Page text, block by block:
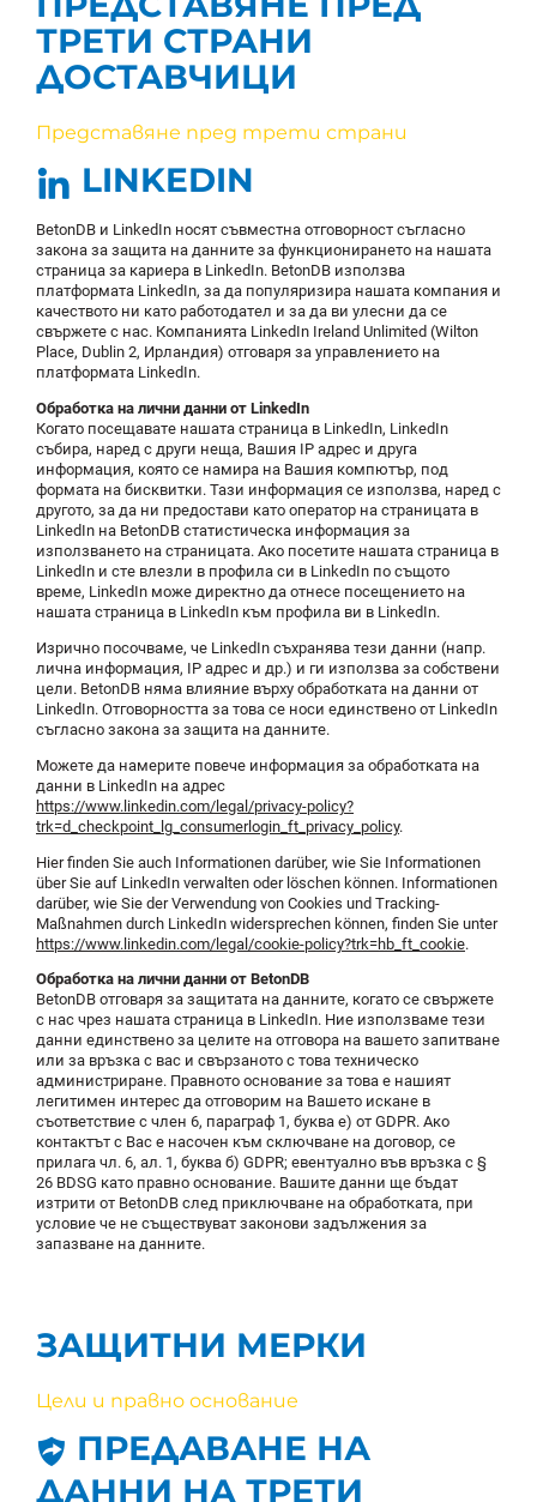
ТРЕТИ СТРАНИ
ДОСТАВЧИЦИ
Представяне пред трети страни
LINKEDIN
BetonDB и LinkedIn носят съвместна отговорност съгласно
закона за защита на данните за функционирането на нашата
страница за кариера в LinkedIn. BetonDB използва
платформата LinkedIn, за да популяризира нашата компания и
качеството ни като работодател и за да ви улесни да се
свържете с нас. Компанията LinkedIn Ireland Unlimited (Wilton
Place, Dublin 2, Ирландия) отговаря за управлението на
платформата LinkedIn.
Обработка на лични данни от LinkedIn
Когато посещавате нашата страница в LinkedIn, LinkedIn
събира, наред с други неща, Вашия IP адрес и друга
информация, която се намира на Вашия компютър, под
формата на бисквитки. Тази информация се използва, наред с
другото, за да ни предостави като оператор на страницата в
LinkedIn на BetonDB статистическа информация за
използването на страницата. Ако посетите нашата страница в
LinkedIn и сте влезли в профила си в LinkedIn по същото
време, LinkedIn може директно да отнесе посещението на
нашата страница в LinkedIn към профила ви в LinkedIn.
Изрично посочваме, че LinkedIn съхранява тези данни (напр.
лична информация, IP адрес и др.) и ги използва за собствени
цели. BetonDB няма влияние върху обработката на данни от
LinkedIn. Отговорността за това се носи единствено от LinkedIn
съгласно закона за защита на данните.
Можете да намерите повече информация за обработката на
данни в LinkedIn на адрес
https://www.linkedin.com/legal/privacy-policy?
trk=d_checkpoint_lg_consumerlogin_ft_privacy_policy.
Hier finden Sie auch Informationen darüber, wie Sie Informationen
über Sie auf LinkedIn verwalten oder löschen können. Informationen
darüber, wie Sie der Verwendung von Cookies und Tracking-
Maßnahmen durch LinkedIn widersprechen können, finden Sie unter
https://www.linkedin.com/legal/cookie-policy?trk=hb_ft_cookie.
Обработка на лични данни от BetonDB
BetonDB отговаря за защитата на данните, когато се свържете
с нас чрез нашата страница в LinkedIn. Ние използваме тези
данни единствено за целите на отговора на вашето запитване
или за връзка с вас и свързаното с това техническо
администриране. Правното основание за това е нашият
легитимен интерес да отговорим на Вашето искане в
съответствие с член 6, параграф 1, буква е) от GDPR. Ако
контактът с Вас е насочен към сключване на договор, се
прилага чл. 6, ал. 1, буква б) GDPR; евентуално във връзка с §
26 BDSG като правно основание. Вашите данни ще бъдат
изтрити от BetonDB след приключване на обработката, при
условие че не съществуват законови задължения за
запазване на данните.
ЗАЩИТНИ МЕРКИ
Цели и правно основание
ПРЕДАВАНЕ НА
ДАННИ НА ТРЕТИ